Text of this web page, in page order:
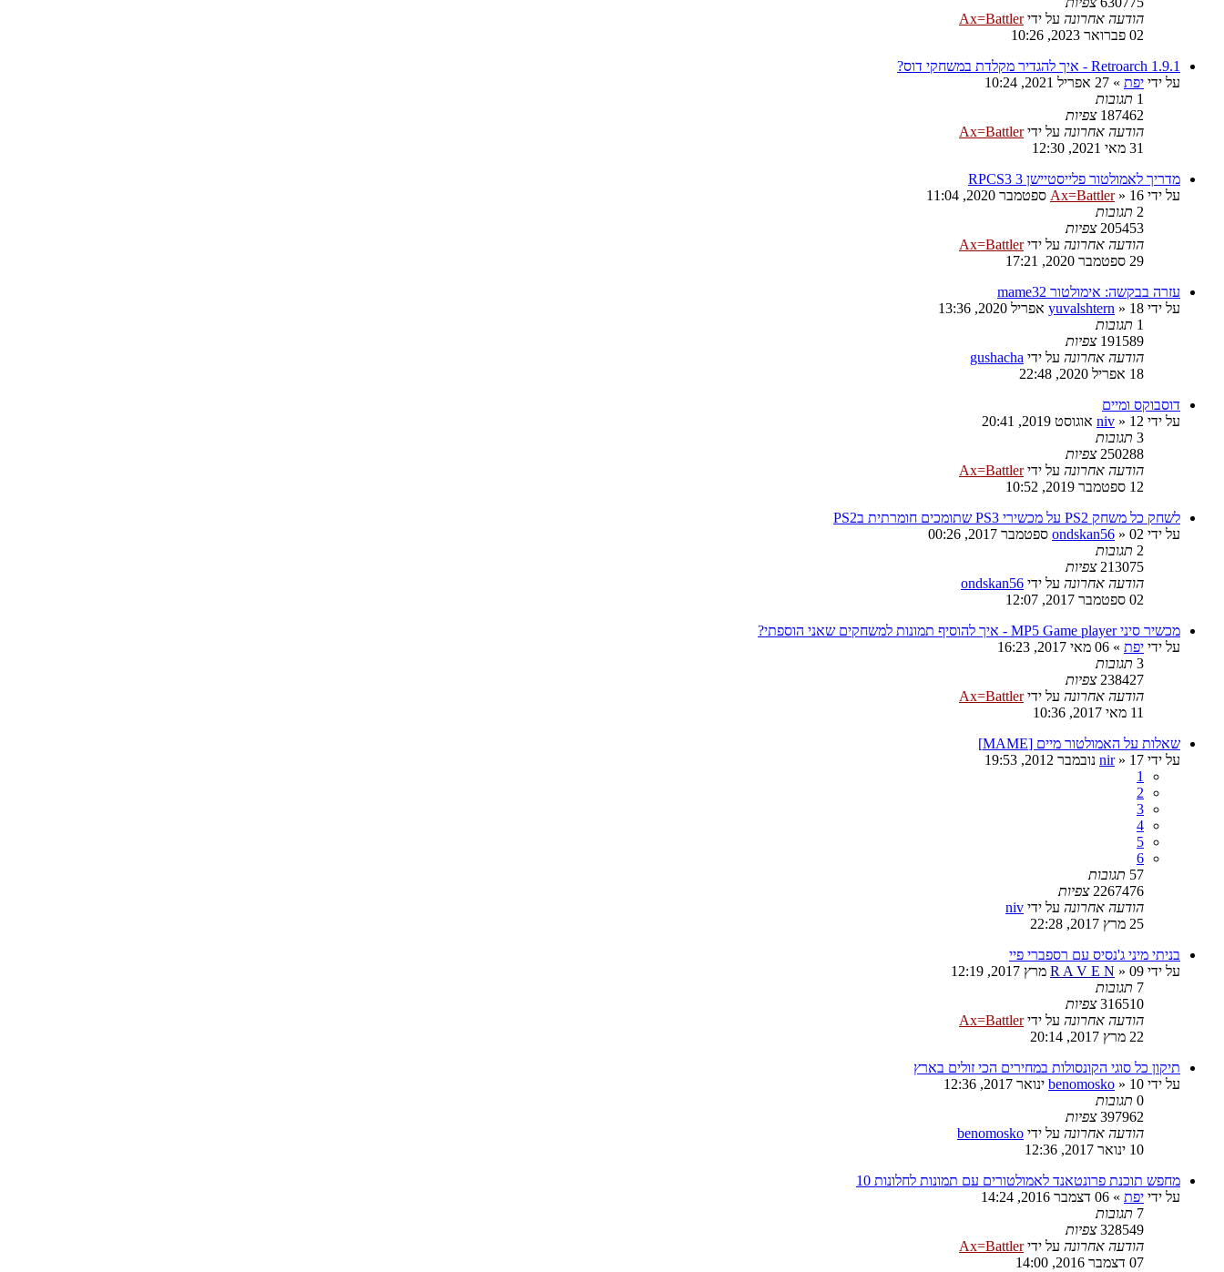
הודעה אחרונה על ידיAx=Battler
02 פברואר 2023, 10:26
Retroarch 1.9.1 - איך להגדיר מקלדת במשחקי דוס?
על ידי יפת » 27 אפריל 2021, 10:24
1 תגובות
187462 צפיות
הודעה אחרונה על ידיAx=Battler
31 מאי 2021, 12:30
מדריך לאמולטור פלייסטיישן 3 RPCS3
על ידי
Ax=Battler» 16 ספטמבר 2020, 11:04
2 תגובות
205453 צפיות
הודעה אחרונה על ידיAx=Battler
29 ספטמבר 2020, 17:21
עזרה בבקשה: אימולטור mame32
על ידי
yuvalshtern » 18 אפריל 2020, 13:36
1 תגובות
191589 צפיות
הודעה אחרונה על ידי gushacha
18 אפריל 2020, 22:48
דוסבוקס ומיים
על ידי
niv » 12 אוגוסט 2019, 20:41
3 תגובות
250288 צפיות
הודעה אחרונה על ידיAx=Battler
12 ספטמבר 2019, 10:52
לשחק כל משחק PS2 על מכשירי PS3 שתומכים חומרתית בPS2
על ידי
ondskan56 » 02 ספטמבר 2017, 00:26
2 תגובות
213075 צפיות
הודעה אחרונה על ידי ondskan56
02 ספטמבר 2017, 12:07
מכשיר סיני MP5 Game player - איך להוסיף תמונות למשחקים שאני הוספתי?
על ידי יפת » 06 מאי 2017, 16:23
3 תגובות
238427 צפיות
הודעה אחרונה על ידיAx=Battler
11 מאי 2017, 10:36
שאלות על האמולטור מיים [MAME]
על ידי
nir» 17 נובמבר 2012, 19:53
1
2
3
4
5
6
57 תגובות
2267476 צפיות
הודעה אחרונה על ידי niv
25 מרץ 2017, 22:28
בניתי מיני ג'נסיס עם רספברי פיי
על ידי
R A V E N » 09 מרץ 2017, 12:19
7 תגובות
316510 צפיות
הודעה אחרונה על ידיAx=Battler
22 מרץ 2017, 20:14
תיקון כל סוגי הקונסולות במחירים הכי זולים בארץ
על ידי
benomosko » 10 ינואר 2017, 12:36
0 תגובות
397962 צפיות
הודעה אחרונה על ידי benomosko
10 ינואר 2017, 12:36
מחפש תוכנת פרונטאנד לאמולטורים עם תמונות לחלונות 10
על ידי יפת » 06 דצמבר 2016, 14:24
7 תגובות
328549 צפיות
הודעה אחרונה על ידיAx=Battler
07 דצמבר 2016, 14:00